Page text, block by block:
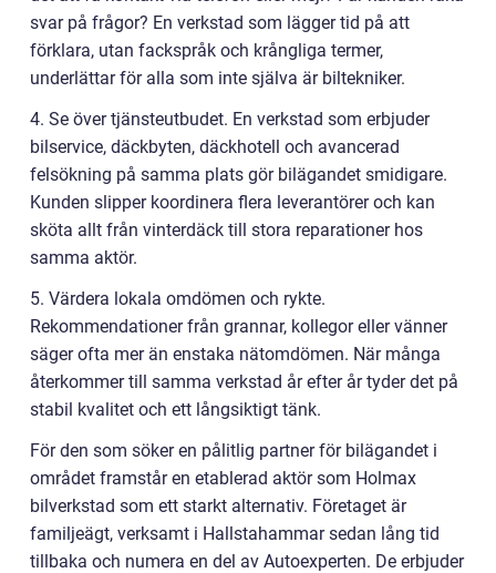
svar på frågor? En verkstad som lägger tid på att
förklara, utan fackspråk och krångliga termer,
underlättar för alla som inte själva är biltekniker.
4. Se över tjänsteutbudet. En verkstad som erbjuder
bilservice, däckbyten, däckhotell och avancerad
felsökning på samma plats gör bilägandet smidigare.
Kunden slipper koordinera flera leverantörer och kan
sköta allt från vinterdäck till stora reparationer hos
samma aktör.
5. Värdera lokala omdömen och rykte.
Rekommendationer från grannar, kollegor eller vänner
säger ofta mer än enstaka nätomdömen. När många
återkommer till samma verkstad år efter år tyder det på
stabil kvalitet och ett långsiktigt tänk.
För den som söker en pålitlig partner för bilägandet i
området framstår en etablerad aktör som Holmax
bilverkstad som ett starkt alternativ. Företaget är
familjeägt, verksamt i Hallstahammar sedan lång tid
tillbaka och numera en del av Autoexperten. De erbjuder